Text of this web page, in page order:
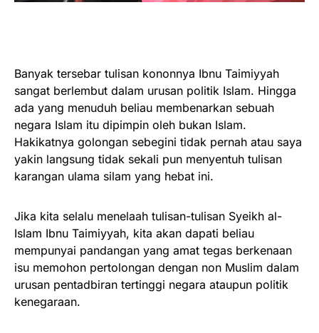
Banyak tersebar tulisan kononnya Ibnu Taimiyyah
sangat berlembut dalam urusan politik Islam. Hingga
ada yang menuduh beliau membenarkan sebuah
negara Islam itu dipimpin oleh bukan Islam.
Hakikatnya golongan sebegini tidak pernah atau saya
yakin langsung tidak sekali pun menyentuh tulisan
karangan ulama silam yang hebat ini.
Jika kita selalu menelaah tulisan-tulisan Syeikh al-
Islam Ibnu Taimiyyah, kita akan dapati beliau
mempunyai pandangan yang amat tegas berkenaan
isu memohon pertolongan dengan non Muslim dalam
urusan pentadbiran tertinggi negara ataupun politik
kenegaraan.